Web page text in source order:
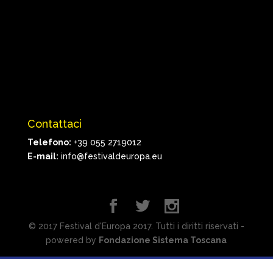
Contattaci
Telefono: +39 055 2719012
E-mail: info@festivaldeuropa.eu
© 2017 Festival d'Europa 2017. Tutti i diritti riservati -
powered by Fondazione Sistema Toscana